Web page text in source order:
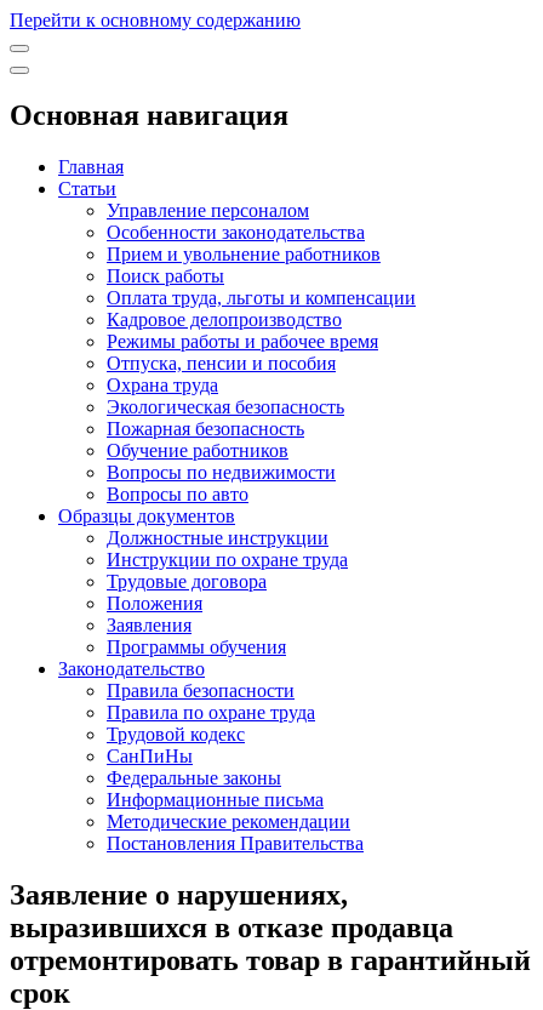
Перейти к основному содержанию
Основная навигация
Главная
Статьи
Управление персоналом
Особенности законодательства
Прием и увольнение работников
Поиск работы
Оплата труда, льготы и компенсации
Кадровое делопроизводство
Режимы работы и рабочее время
Отпуска, пенсии и пособия
Охрана труда
Экологическая безопасность
Пожарная безопасность
Обучение работников
Вопросы по недвижимости
Вопросы по авто
Образцы документов
Должностные инструкции
Инструкции по охране труда
Трудовые договора
Положения
Заявления
Программы обучения
Законодательство
Правила безопасности
Правила по охране труда
Трудовой кодекс
СанПиНы
Федеральные законы
Информационные письма
Методические рекомендации
Постановления Правительства
Заявление о нарушениях,
выразившихся в отказе продавца
отремонтировать товар в гарантийный
срок